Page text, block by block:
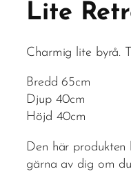
Lite
Charmig lite byrå.
Bredd 65cm
Djup 40cm
Höjd 40cm
Den här
gärna av dig om